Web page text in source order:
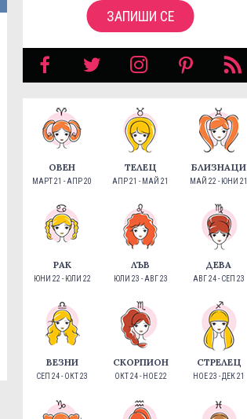
ЗАПИШИ СЕ
ОВЕН
МАРТ 21 - АПР 20
ТЕЛЕЦ
АПР 21 - МАЙ 21
БЛИЗНАЦИ
МАЙ 22 - ЮНИ 21
РАК
ЮНИ 22 - ЮЛИ 22
ЛЪВ
ЮЛИ 23 - АВГ 23
ДЕВА
АВГ 24 - СЕП 23
ВЕЗНИ
СЕП 24 - ОКТ 23
СКОРПИОН
ОКТ 24 - НОЕ 22
СТРЕЛЕЦ
НОЕ 23 - ДЕК 21